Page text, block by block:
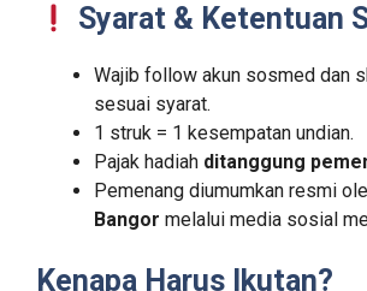
Syarat & Ketentuan
Wajib follow akun sosmed dan
sesuai syarat.
1 struk = 1 kesempatan undian.
Pajak hadiah ditanggung
Pemenang diumumkan resmi
Bangor melalui media sosial
Kenapa Harus Ikutan?